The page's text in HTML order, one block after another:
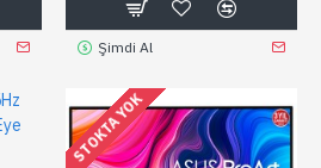
Şimdi Al
STOKTA YOK